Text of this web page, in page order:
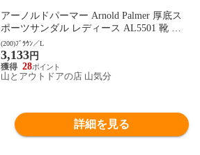
アーノルドパーマー Arnold Palmer 厚底ス
ポーツサンダル レディース AL5501 靴 シ
ューズ ストラップ ベルクロ キャンプ レジ
ャー 通勤 通学 デイリー トラベル 女性 フ
ットウェア AL5501 ブラウン
(200)ﾌﾞﾗｳﾝ／L
3,133円
28
山とアウトドアの店 山気分
詳細を見る